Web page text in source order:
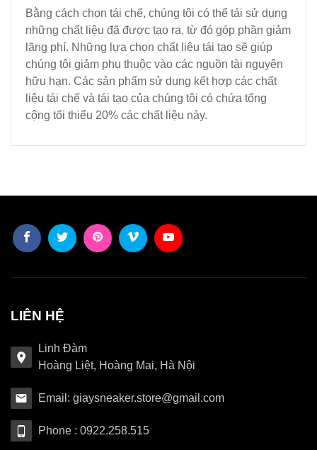
Bằng cách chọn tái chế, chúng tôi có thể tái sử dụng
những chất liệu đã được tạo ra, từ đó góp phần giảm
lãng phí. Những lựa chọn chất liệu tái tạo sẽ giúp
chúng tôi giảm phụ thuộc vào các nguồn tài nguyên
hữu hạn. Các sản phẩm sử dụng kết hợp các chất
liệu tái chế và tái tạo của chúng tôi có chứa tổng
cộng tối thiểu 20% các chất liệu này.
LIÊN HỆ
Linh Đàm
Hoàng Liệt, Hoàng Mai, Hà Nội
Email: giaysneaker.store@gmail.com
Phone : 0922.258.515